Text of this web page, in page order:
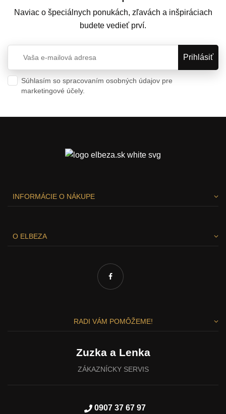
Naviac o špeciálnych ponukách, zľavách a inšpiráciach
budete vedieť prví.
Súhlasím so spracovaním osobných údajov pre
marketingové účely.
INFORMÁCIE O NÁKUPE
O ELBEZA
RADI VÁM POMÔŽEME!
Zuzka a Lenka
ZÁKAZNÍCKY SERVIS
0907 37 67 97